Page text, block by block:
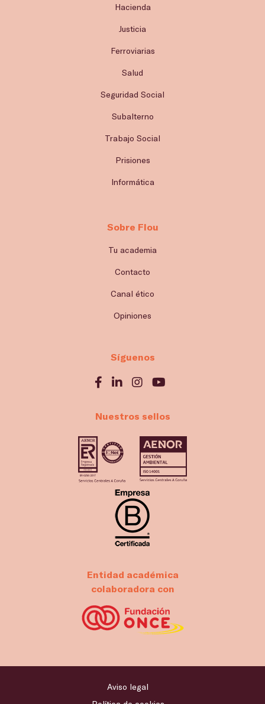
Hacienda
Justicia
Ferroviarias
Salud
Seguridad Social
Subalterno
Trabajo Social
Prisiones
Informática
Sobre Flou
Tu academia
Contacto
Canal ético
Opiniones
Síguenos
Nuestros sellos
Entidad académica
colaboradora con
Aviso legal